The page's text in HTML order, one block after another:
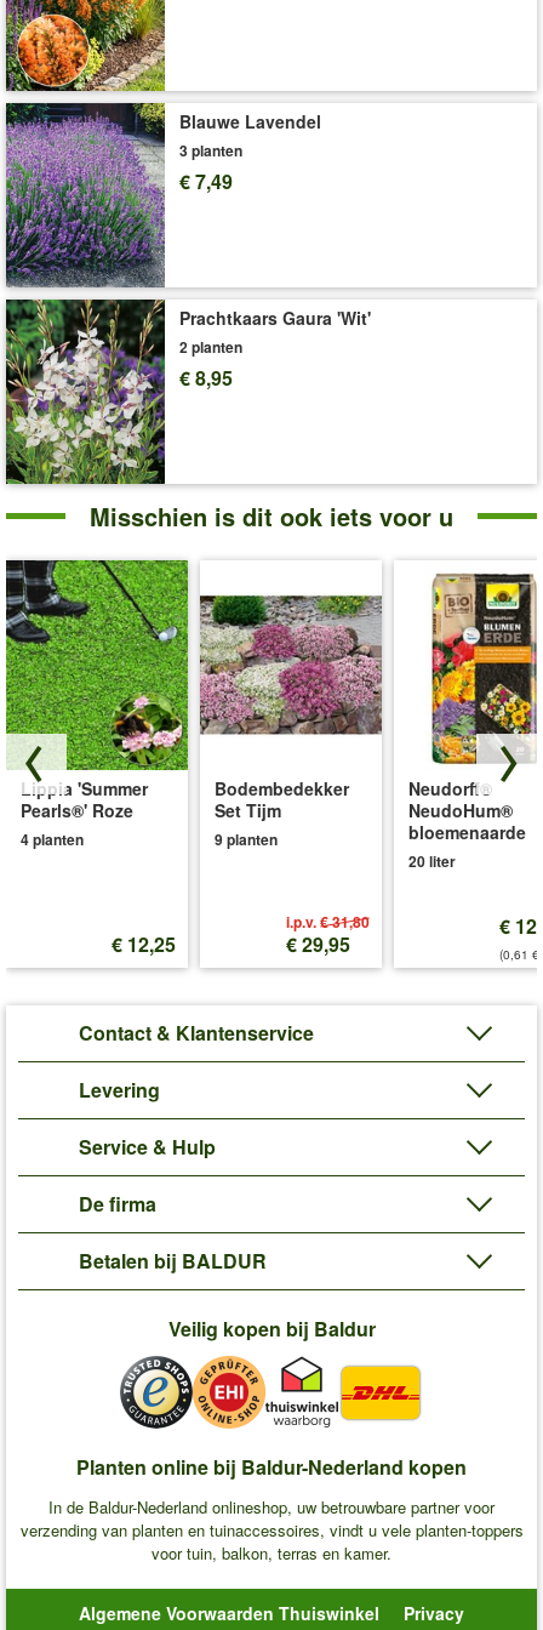
'Lippia 'Summer Pearls®' Wit'
Blauwe Lavendel
3 planten
€ 7,49
Prachtkaars Gaura 'Wit'
2 planten
€ 8,95
Misschien is dit ook iets voor u
Lippia 'Summer
Pearls®' Roze
4 planten
€ 12,25
Bodembedekker
Set Tijm
9 planten
i.p.v.€ 31,80
€ 29,95
Neudorff®
NeudoHum®
bloemenaarde
20 liter
€
(0,61
Contact & Klantenservice
Levering
Service & Hulp
De firma
Betalen bij BALDUR
Veilig kopen bij Baldur
Planten online bij Baldur-Nederland kopen
In de Baldur-Nederland onlineshop, uw betrouwbare partner voor
verzending van planten en tuinaccessoires, vindt u vele planten-toppers
voor tuin, balkon, terras en kamer.
Algemene Voorwaarden Thuiswinkel Privacy